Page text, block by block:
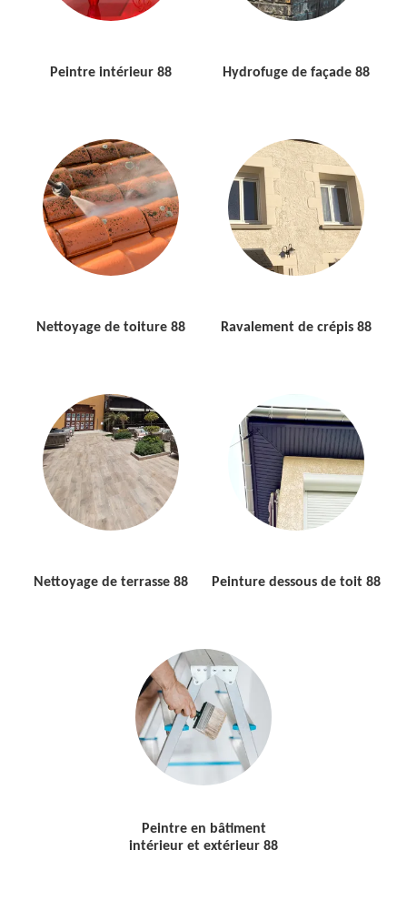
Peintre intérieur 88 Hydrofuge de façade 88
Nettoyage de toiture 88 Ravalement de crépis 88
Nettoyage de terrasse 88 Peinture dessous de toit 88
Peintre en bâtiment
intérieur et extérieur 88